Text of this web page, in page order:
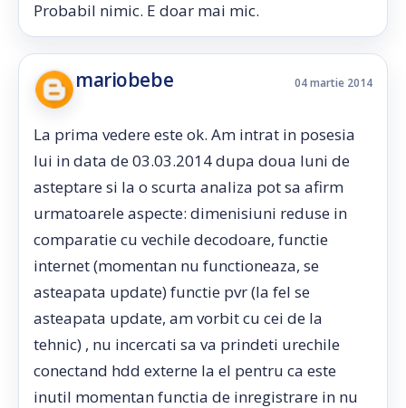
Probabil nimic. E doar mai mic.
mariobebe 04 martie 2014
La prima vedere este ok. Am intrat in posesia
lui in data de 03.03.2014 dupa doua luni de
asteptare si la o scurta analiza pot sa afirm
urmatoarele aspecte: dimenisiuni reduse in
comparatie cu vechile decodoare, functie
internet (momentan nu functioneaza, se
asteapata update) functie pvr (la fel se
asteapata update, am vorbit cu cei de la
tehnic) , nu incercati sa va prindeti urechile
conectand hdd externe la el pentru ca este
inutil momentan functia de inregistrare in nu